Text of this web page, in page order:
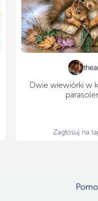
Dwie wiewiórki w
Zagłosuj na